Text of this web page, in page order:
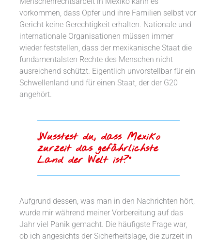
vorkommen, dass Opfer und ihre Familien selbst vor
Gericht keine Gerechtigkeit erhalten. Nationale und
internationale Organisationen müssen immer
wieder feststellen, dass der mexikanische Staat die
fundamentalsten Rechte des Menschen nicht
ausreichend schützt. Eigentlich unvorstellbar für ein
Schwellenland und für einen Staat, der der G20
angehört.
„Wusstest du, dass Mexiko
zurzeit das gefährlichste
Land der Welt ist?“
Aufgrund dessen, was man in den Nachrichten hört,
wurde mir während meiner Vorbereitung auf das
Jahr viel Panik gemacht. Die häufigste Frage war,
ob ich angesichts der Sicherheitslage, die zurzeit in